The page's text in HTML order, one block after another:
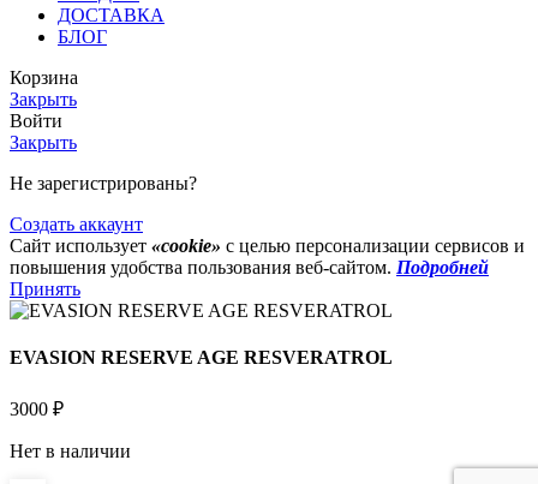
ДОСТАВКА
БЛОГ
Корзина
Закрыть
Войти
Закрыть
Не зарегистрированы?
Создать аккаунт
Сайт использует «cookie» с целью персонализации сервисов и
повышения удобства пользования веб-сайтом. Подробней
Принять
EVASION RESERVE AGE RESVERATROL
3000 ₽
Нет в наличии